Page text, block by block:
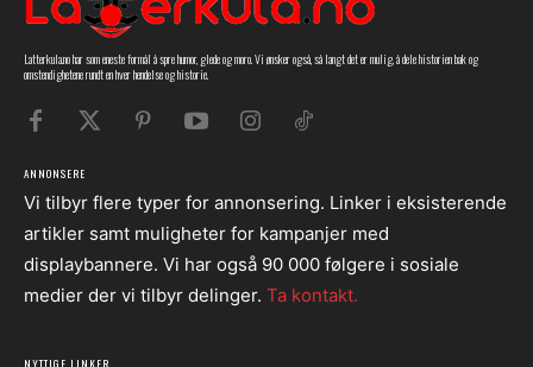
Latterkula.no har som eneste formål å spre humor, glede og moro. Vi ønsker også, så langt det er mulig, å dele historien bak og
omstendighetene rundt en hver hendelse og historie.
ANNONSERE
Vi tilbyr flere typer for annonsering. Linker i eksisterende
artikler samt muligheter for kampanjer med
displaybannere. Vi har også 90 000 følgere i sosiale
medier der vi tilbyr delinger. Ta kontakt.
NYTTIGE LINKER